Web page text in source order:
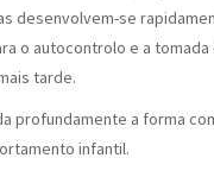
desenvolvem-se
o autocontrolo e a
tarde.
profundamente a forma
infantil.